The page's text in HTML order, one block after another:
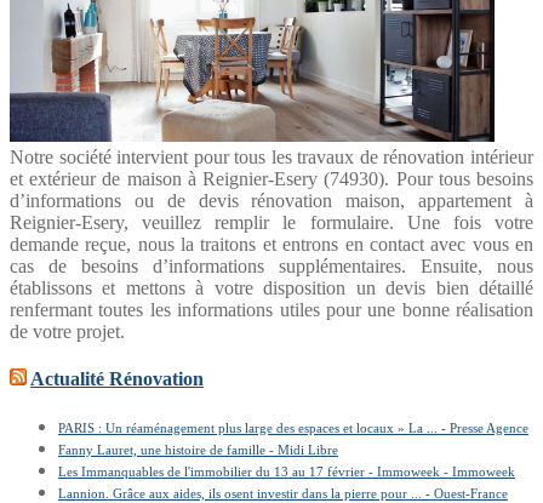
Notre société intervient pour tous les travaux de rénovation intérieur
et extérieur de maison à Reignier-Esery (74930). Pour tous besoins
d’informations ou de devis rénovation maison, appartement à
Reignier-Esery, veuillez remplir le formulaire. Une fois votre
demande reçue, nous la traitons et entrons en contact avec vous en
cas de besoins d’informations supplémentaires. Ensuite, nous
établissons et mettons à votre disposition un devis bien détaillé
renfermant toutes les informations utiles pour une bonne réalisation
de votre projet.
Actualité Rénovation
PARIS : Un réaménagement plus large des espaces et locaux » La ... - Presse Agence
Fanny Lauret, une histoire de famille - Midi Libre
Les Immanquables de l'immobilier du 13 au 17 février - Immoweek - Immoweek
Lannion. Grâce aux aides, ils osent investir dans la pierre pour ... - Ouest-France